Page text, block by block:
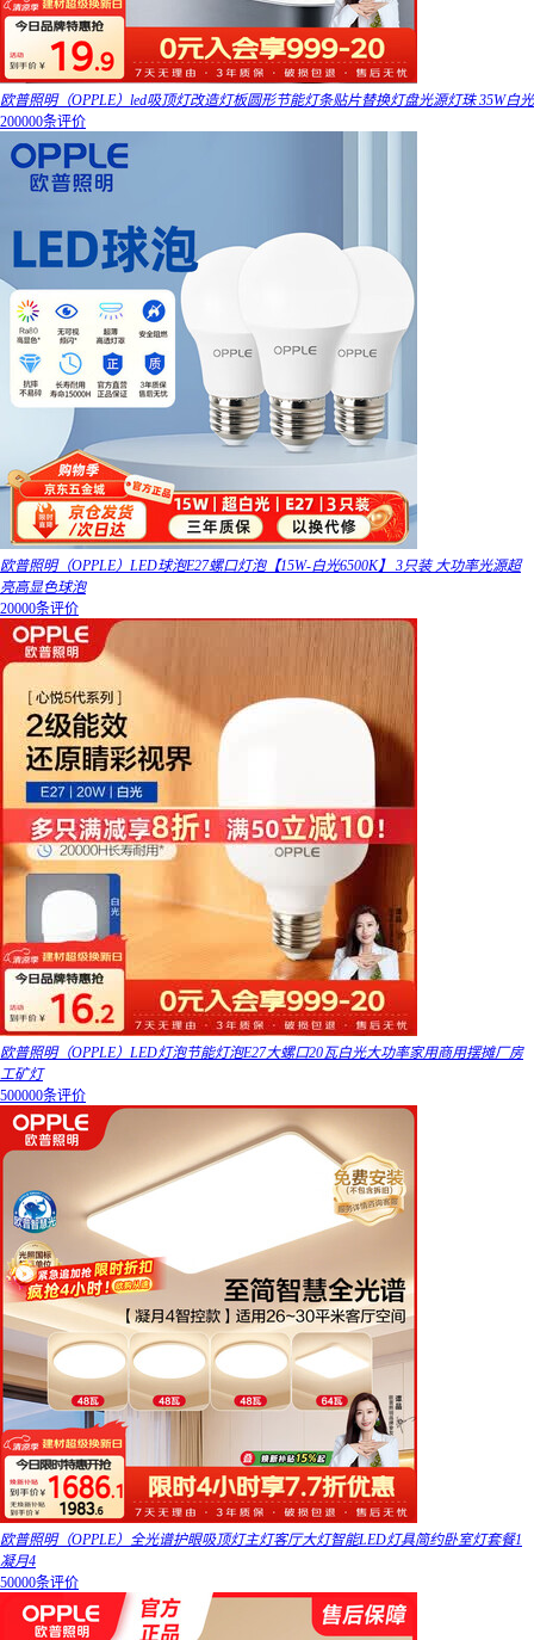
欧普照明（OPPLE）led吸顶灯改造灯板圆形节能灯条贴片替换灯盘光源灯珠 35W白光
200000条评价
欧普照明（OPPLE）LED球泡E27螺口灯泡【15W-白光6500K】 3只装 大功率光源超
亮高显色球泡
20000条评价
欧普照明（OPPLE）LED灯泡节能灯泡E27大螺口20瓦白光大功率家用商用摆摊厂房
工矿灯
500000条评价
欧普照明（OPPLE）全光谱护眼吸顶灯主灯客厅大灯智能LED灯具简约卧室灯套餐1
凝月4
50000条评价